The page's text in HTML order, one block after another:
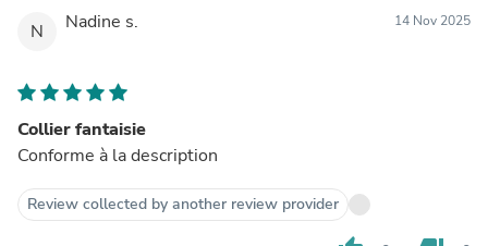
N Nadine s. 14 Nov 2025
Collier fantaisie
Conforme à la description
Review collected by another review provider